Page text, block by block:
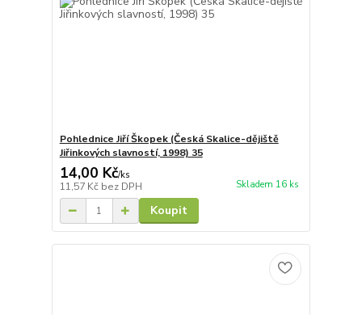
Pohlednice Jiří Škopek (Česká Skalice-dějiště
Jiřinkových slavností, 1998) 35
14,00 Kč/ks
11,57 Kč bez DPH Skladem 16 ks
Koupit